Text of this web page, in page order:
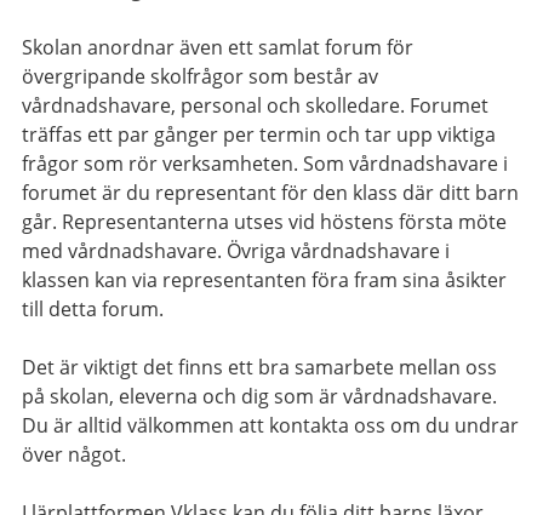
Skolan anordnar även ett samlat forum för
övergripande skolfrågor som består av
vårdnadshavare, personal och skolledare. Forumet
träffas ett par gånger per termin och tar upp viktiga
frågor som rör verksamheten. Som vårdnadshavare i
forumet är du representant för den klass där ditt barn
går. Representanterna utses vid höstens första möte
med vårdnadshavare. Övriga vårdnadshavare i
klassen kan via representanten föra fram sina åsikter
till detta forum.
Det är viktigt det finns ett bra samarbete mellan oss
på skolan, eleverna och dig som är vårdnadshavare.
Du är alltid välkommen att kontakta oss om du undrar
över något.